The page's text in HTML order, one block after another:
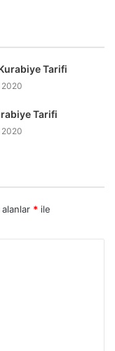
Tarifi
2020
Tarifi
2020
* ile